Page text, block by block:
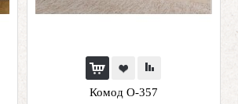
Комод О-357